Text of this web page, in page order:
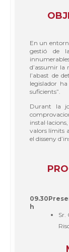
En un
gestió de
d’assumir la
l’abast de
legislador
suficients”.
Durant la
valors límits
el disseny
09.30
h
Sr.